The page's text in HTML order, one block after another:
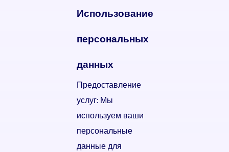
Использование
персональных
данных
Предоставление
услуг: Мы
используем ваши
персональные
данные для